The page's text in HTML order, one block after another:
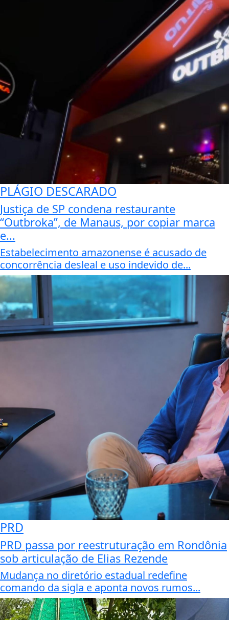
PLÁGIO DESCARADO
Justiça de SP condena restaurante
“Outbroka”, de Manaus, por copiar marca
e...
Estabelecimento amazonense é acusado de
concorrência desleal e uso indevido de...
PRD
PRD passa por reestruturação em Rondônia
sob articulação de Elias Rezende
Mudança no diretório estadual redefine
comando da sigla e aponta novos rumos...